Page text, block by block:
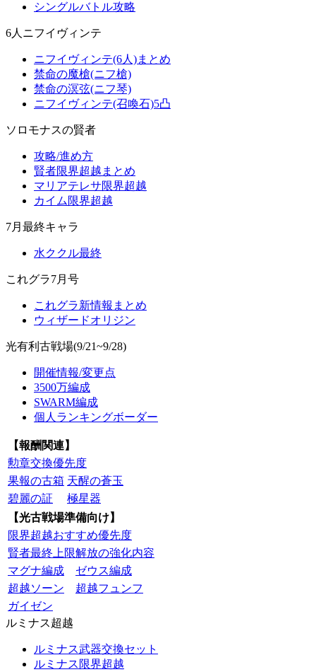
シングルバトル攻略
6人ニフイヴィンテ
ニフイヴィンテ(6人)まとめ
禁命の魔槍(ニフ槍)
禁命の溟弦(ニフ琴)
ニフイヴィンテ(召喚石)5凸
ソロモナスの賢者
攻略/進め方
賢者限界超越まとめ
マリアテレサ限界超越
カイム限界超越
7月最終キャラ
水ククル最終
これグラ7月号
これグラ新情報まとめ
ウィザードオリジン
光有利古戦場(9/21~9/28)
開催情報/変更点
3500万編成
SWARM編成
個人ランキングボーダー
【報酬関連】
勲章交換優先度
果報の古箱 天醒の蒼玉
碧麗の証
極星器
【光古戦場準備向け】
限界超越おすすめ優先度
賢者最終上限解放の強化内容
マグナ編成
ゼウス編成
超越ソーン
超越フュンフ
ガイゼン
ルミナス超越
ルミナス武器交換セット
ルミナス限界超越